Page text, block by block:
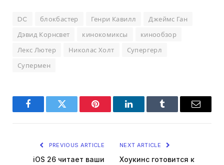
DC блокбастер Генри Кавилл
Джеймс Ган
Дэвид Корнсвет
кинокомиксы
кинообзор
Лекс Лютер
Николас Холт
Супергерл
Супермен
FacebookTwitter Pinterest LinkedInTumblr Email
PREVIOUS ARTICLE
iOS 26 читает ваши
NEXT ARTICLE
Хоукинс готовится к